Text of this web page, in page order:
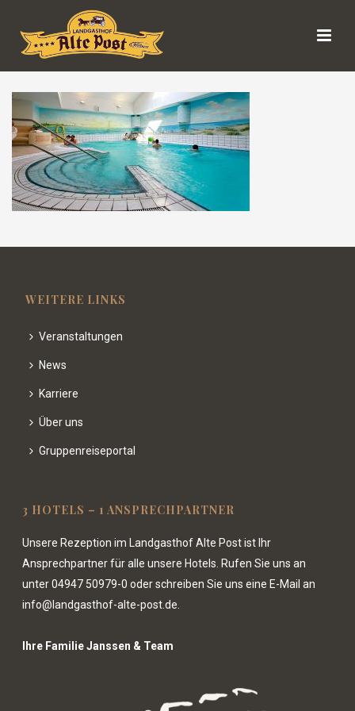
WEITERE LINKS
Veranstaltungen
News
Karriere
Über uns
Gruppenreiseportal
3 HOTELS – 1 ANSPRECHPARTNER
Unsere Rezeption im Landgasthof Alte Post ist Ihr
Ansprechpartner für alle unsere Hotels. Rufen Sie uns an
unter04947 50979-0 oder schreiben Sie uns eine E-Mail an
info@landgasthof-alte-post.de.
Ihre Familie Janssen & Team